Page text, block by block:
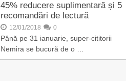
45% reducere suplimentară și 5
recomandări de lectură
12/01/2018 0
Până pe 31 ianuarie, super-cititorii
Nemira se bucură de o …